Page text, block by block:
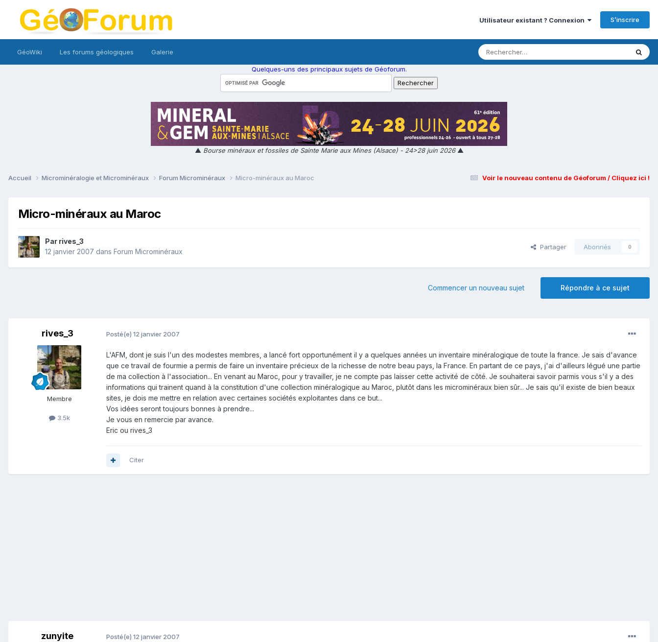
Utilisateur existant ? Connexion S’inscrire
GéoWiki Les forums géologiques Galerie
Quelques-uns des principaux sujets de Géoforum.
▲ Bourse minéraux et fossiles de Sainte Marie aux Mines (Alsace) - 24>28 juin 2026▲
Voir le nouveau contenu de Géoforum / Cliquez ici !
Accueil Microminéralogie et Microminéraux Forum Microminéraux Micro-minéraux au Maroc
Micro-minéraux au Maroc
Par rives_3
12 janvier 2007 dans Forum Microminéraux
Partager Abonnés 0
Répondre à ce sujet
Commencer un nouveau sujet
rives_3
Membre
3.5k
Posté(e) 12 janvier 2007
L'AFM, dont je suis l'un des modestes membres, a lancé fort opportunément il y a quelques années un inventaire minéralogique de toute la france. Je sais d'avance
que ce travail de fourmie a permis de faire un inventaire précieux de la richesse de notre beau pays, la France. En partant de ce pays, j'ai d'ailleurs légué une partie
de ma collection à l'association... En venant au Maroc, pour y travailler, je ne compte pas laisser cette activité de côté. Je souhaiterai savoir parmis vous s'il y a des
informations qui trainent quand à la constitution d'une collection minéralogique au Maroc, plutôt dans les microminéraux bien sûr... Je sais qu'il existe de bien beaux
sites, je dois me mettre en relation avec certaines sociétés exploitantes dans ce but...
Vos idées seront toujours bonnes à prendre...
Je vous en remercie par avance.
Eric ou rives_3
Citer
zunyite Posté(e) 12 janvier 2007